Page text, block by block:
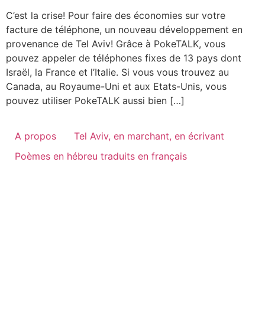
C’est la crise! Pour faire des économies sur votre
facture de téléphone, un nouveau développement en
provenance de Tel Aviv! Grâce à PokeTALK, vous
pouvez appeler de téléphones fixes de 13 pays dont
Israël, la France et l’Italie. Si vous vous trouvez au
Canada, au Royaume-Uni et aux Etats-Unis, vous
pouvez utiliser PokeTALK aussi bien […]
A propos
Tel Aviv, en marchant, en écrivant
Poèmes en hébreu traduits en français